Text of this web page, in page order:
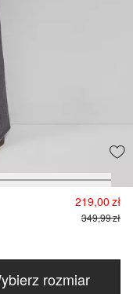
219,00 zł
349,99 zł
rozmiar